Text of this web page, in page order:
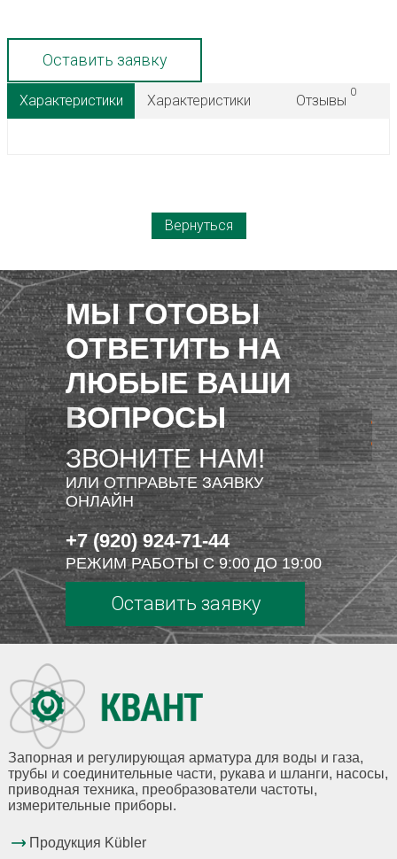
Оставить заявку
Характеристики Характеристики Отзывы
0
Вернуться
МЫ ГОТОВЫ
ОТВЕТИТЬ НА
ЛЮБЫЕ ВАШИ
ВОПРОСЫ
ЗВОНИТЕ НАМ!
ИЛИ ОТПРАВЬТЕ ЗАЯВКУ
ОНЛАЙН
+7 (920) 924-71-44
РЕЖИМ РАБОТЫ С 9:00 ДО 19:00
Оставить заявку
Запорная и регулирующая арматура для воды и газа,
трубы и соединительные части, рукава и шланги, насосы,
приводная техника, преобразователи частоты,
измерительные приборы.
Продукция Kübler